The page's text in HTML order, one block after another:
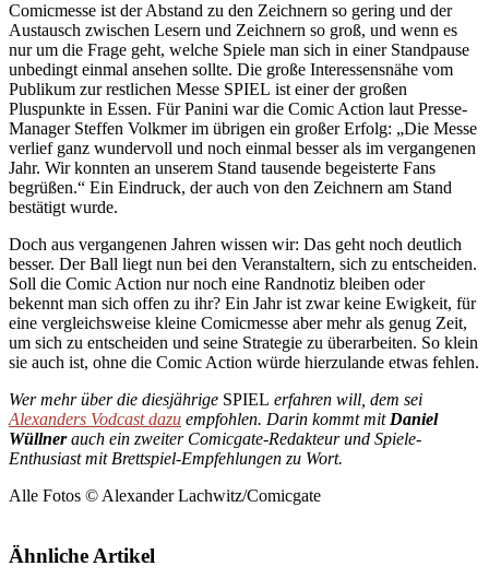
Comicmesse ist der Abstand zu den Zeichnern so gering und der
Austausch zwischen Lesern und Zeichnern so groß, und wenn es
nur um die Frage geht, welche Spiele man sich in einer Standpause
unbedingt einmal ansehen sollte. Die große Interessensnähe vom
Publikum zur restlichen Messe SPIEL ist einer der großen
Pluspunkte in Essen. Für Panini war die Comic Action laut Presse-
Manager Steffen Volkmer im übrigen ein großer Erfolg: „Die Messe
verlief ganz wundervoll und noch einmal besser als im vergangenen
Jahr. Wir konnten an unserem Stand tausende begeisterte Fans
begrüßen.“ Ein Eindruck, der auch von den Zeichnern am Stand
bestätigt wurde.
Doch aus vergangenen Jahren wissen wir: Das geht noch deutlich
besser. Der Ball liegt nun bei den Veranstaltern, sich zu entscheiden.
Soll die Comic Action nur noch eine Randnotiz bleiben oder
bekennt man sich offen zu ihr? Ein Jahr ist zwar keine Ewigkeit, für
eine vergleichsweise kleine Comicmesse aber mehr als genug Zeit,
um sich zu entscheiden und seine Strategie zu überarbeiten. So klein
sie auch ist, ohne die Comic Action würde hierzulande etwas fehlen.
Wer mehr über die diesjährige SPIEL erfahren will, dem sei
Alexanders Vodcast dazu empfohlen. Darin kommt mit Daniel
Wüllnerauch ein zweiter Comicgate-Redakteur und Spiele-
Enthusiast mit Brettspiel-Empfehlungen zu Wort.
Alle Fotos © Alexander Lachwitz/Comicgate
Ähnliche Artikel